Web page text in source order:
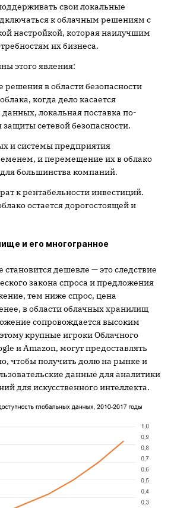
свои локальные
к облачным решениям с
настройкой, которая наилучшим
их бизнеса.
этого явления:
в области безопасности
когда дело касается
локальная поставка по-
сетевой безопасности.
системы предприятия
и перемещение их в облако
большинства компаний.
к рентабельности инвестиций.
остается дорогостоящей и
и его многогранное
дешевле — это следствие
закона спроса и предложения
тем ниже спрос, цена
в области облачных хранилищ
сопровождается высоким
крупные игроки Облачного
и Amazon, могут предоставлять
чтобы получить долю на рынке и
данные для аналитики
для искусственного интеллекта.